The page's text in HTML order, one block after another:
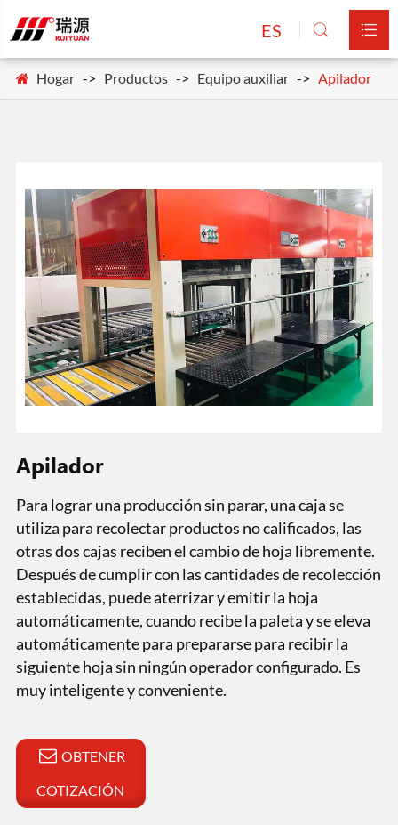
ES  
Hogar Productos Equipo auxiliar Apilador
Apilador
Para lograr una producción sin parar, una caja se
utiliza para recolectar productos no calificados, las
otras dos cajas reciben el cambio de hoja libremente.
Después de cumplir con las cantidades de recolección
establecidas, puede aterrizar y emitir la hoja
automáticamente, cuando recibe la paleta y se eleva
automáticamente para prepararse para recibir la
siguiente hoja sin ningún operador configurado. Es
muy inteligente y conveniente.
OBTENER
COTIZACIÓN